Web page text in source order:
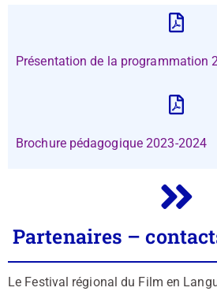
Présentation de la programmation
Brochure pédagogique 2023-2024
Partenaires –
Le Festival régional du Film en